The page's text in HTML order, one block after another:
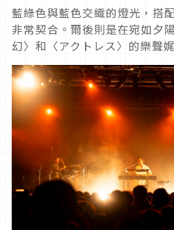
藍綠色與藍色交織的燈光，搭
非常契合。爾後則是在宛如夕
幻〉和〈アクトレス〉的樂聲